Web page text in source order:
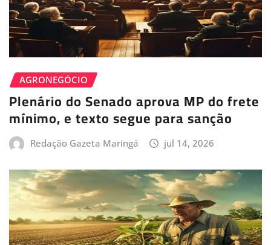
AGRONEGÓCIO
Plenário do Senado aprova MP do frete
mínimo, e texto segue para sanção
Redação Gazeta Maringá jul 14, 2026